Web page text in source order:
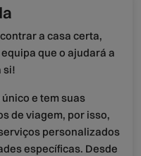
a casa certa,
que o ajudará a
si!
e tem suas
de viagem, por isso,
personalizados
específicas. Desde